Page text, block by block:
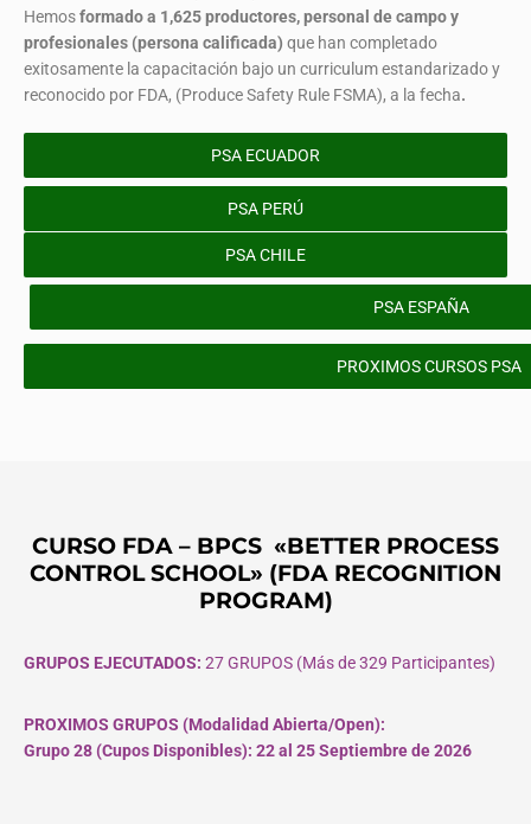
Hemosformadoa 1,625 productores, personal de campo y
profesionales (persona calificada) que han completado
exitosamente la capacitación bajo un curriculum estandarizado y
reconocido por FDA, (Produce Safety Rule FSMA), a la fecha.
PSA ECUADOR
PSA PERÚ
PSA CHILE
PSA ESPAÑA
PROXIMOS CURSOS PSA
CURSO FDA – BPCS «BETTER PROCESS
CONTROL SCHOOL» (FDA RECOGNITION
PROGRAM)
GRUPOS EJECUTADOS: 27 GRUPOS (Más de 329 Participantes)
PROXIMOS GRUPOS (Modalidad Abierta/Open):
Grupo 28 (Cupos Disponibles): 22 al 25 Septiembre de 2026